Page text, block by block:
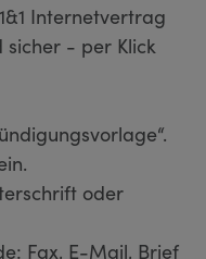
Internetvertrag
sicher - per Klick
oder
Fax, E-Mail, Brief